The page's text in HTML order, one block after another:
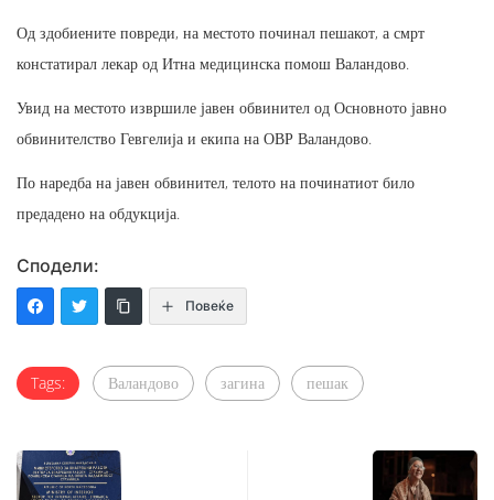
Од здобиените повреди, на местото починал пешакот, а смрт
констатирал лекар од Итна медицинска помош Валандово.
Увид на местото извршиле јавен обвинител од Основното јавно
обвинителство Гевгелија и екипа на ОВР Валандово.
По наредба на јавен обвинител, телото на починатиот било
предадено на обдукција.
Сподели:
Повеќе
Tags: Валандово загина пешак